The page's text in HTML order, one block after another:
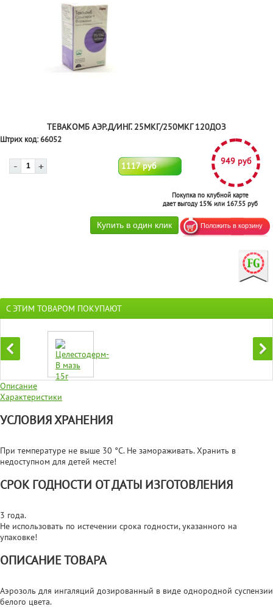
ТЕВАКОМБ АЭР.Д/ИНГ. 25МКГ/250МКГ 120ДОЗ
Штрих код:66052
1117 руб 949 руб
Покупка по клубной карте
дает выгоду 15% или 167.55 руб
С ЭТИМ ТОВАРОМ ПОКУПАЮТ
Описание
Характеристики
УСЛОВИЯ ХРАНЕНИЯ
При температуре не выше 30 °С. Не замораживать. Хранить в
недоступном для детей месте!
СРОК ГОДНОСТИ ОТ ДАТЫ ИЗГОТОВЛЕНИЯ
3 года.
Не использовать по истечении срока годности, указанного на
упаковке!
ОПИСАНИЕ ТОВАРА
Аэрозоль для ингаляций дозированный в виде однородной суспензии
белого цвета.